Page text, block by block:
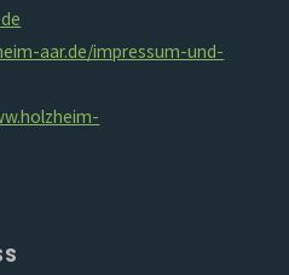
aar.de/impressum-und-